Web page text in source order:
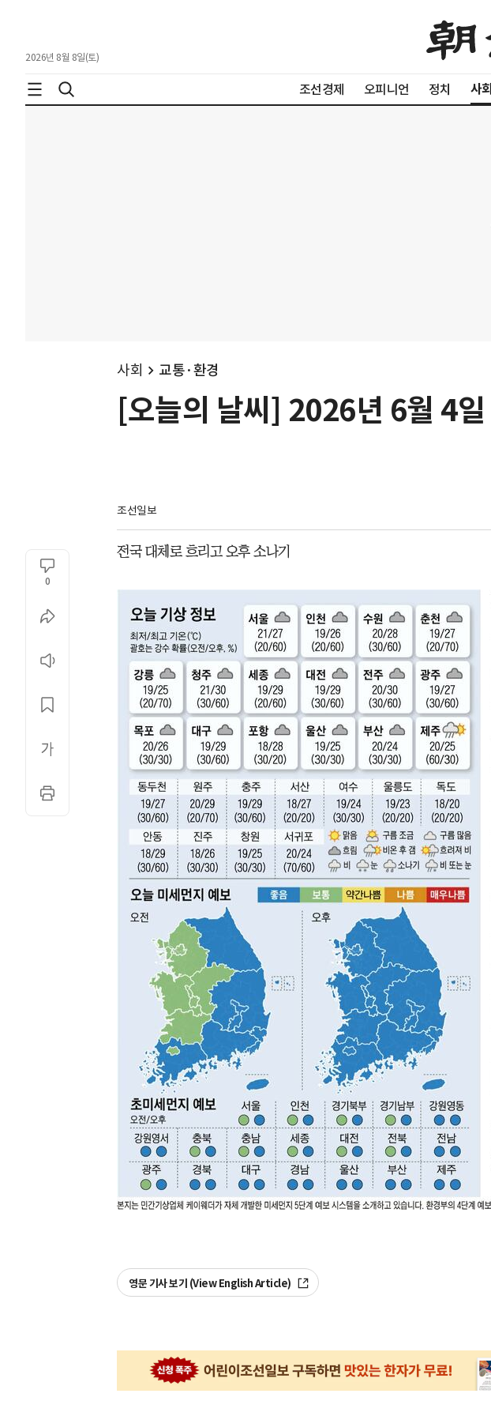
2026년 8월 8일(토)
조선경제 오피니언 정치 사회
사회 교통·환경
[오늘의 날씨] 2026년 6월 4일
조선일보
0
전국 대체로 흐리고 오후 소나기
영문 기사 보기 (View English Article)